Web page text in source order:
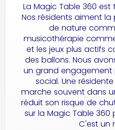
La Magic Table 360
Nos résidents aiment
de nature
musicothérapie
et les jeux plus actifs
des ballons. Nous
un grand engagement
social. Une
marche souvent dans
réduit son risque de
sur la Magic Table 360
C'est un